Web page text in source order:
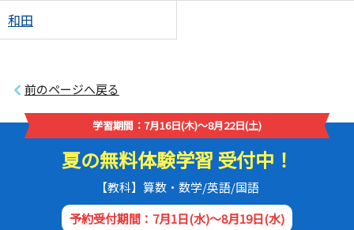
和田
前のページへ戻る
学習期間：7月16日(木)～8月22日(土)
夏の無料体験学習 受付中！
【教科】算数・数学/英語/国語
予約受付期間：7月1日(水)～8月19日(水)